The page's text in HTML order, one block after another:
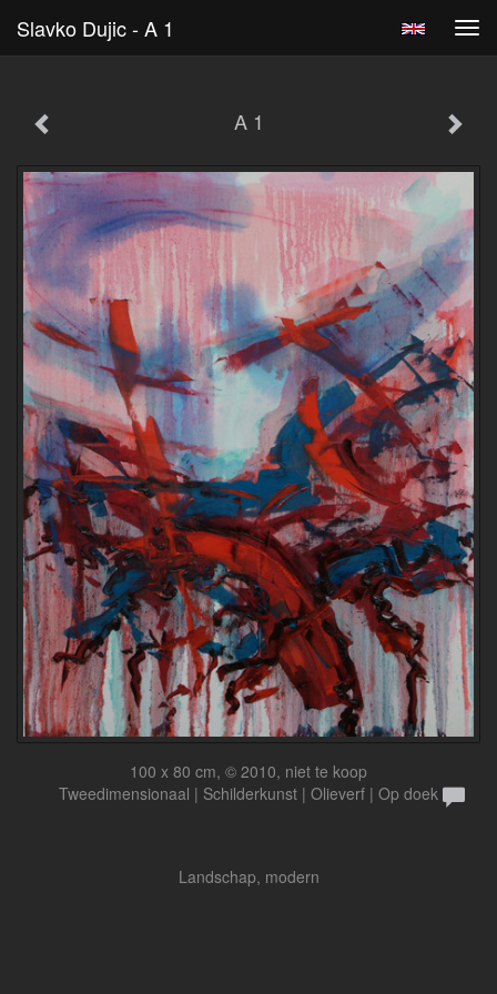
Slavko Dujic - A 1
A 1
100 x 80 cm, © 2010, niet te koop
Tweedimensionaal | Schilderkunst | Olieverf | Op doek
Landschap, modern